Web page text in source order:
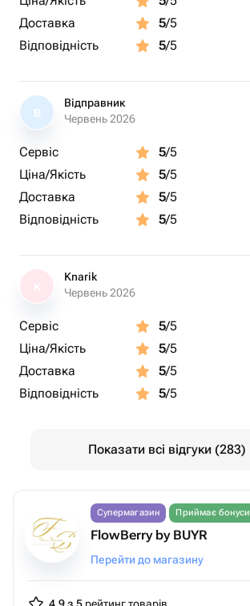
Доставка
5/5
Відповідність
5/5
В
Відправник
Червень 2026
Сервіс 5/5
Ціна/Якість
5/5
Доставка
5/5
Відповідність
5/5
Knarik
Червень 2026
Сервіс 5/5
Ціна/Якість
5/5
Доставка
5/5
Відповідність
5/5
Показати всі відгуки (283)
Супермагазин Приймає бонуси
FlowBerry by BUYR
Перейти до магазину